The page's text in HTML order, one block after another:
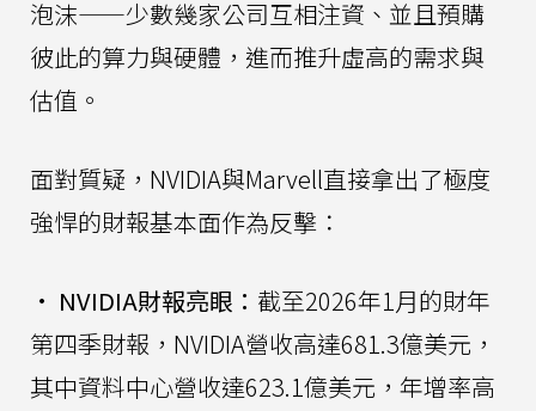
泡沫——少數幾家公司互相注資、並且預購
彼此的算力與硬體，進而推升虛高的需求與
估值。
面對質疑，NVIDIA與Marvell直接拿出了極度
強悍的財報基本面作為反擊：
• NVIDIA財報亮眼： 截至2026年1月的財年
第四季財報，NVIDIA營收高達681.3億美元，
其中資料中心營收達623.1億美元，年增率高